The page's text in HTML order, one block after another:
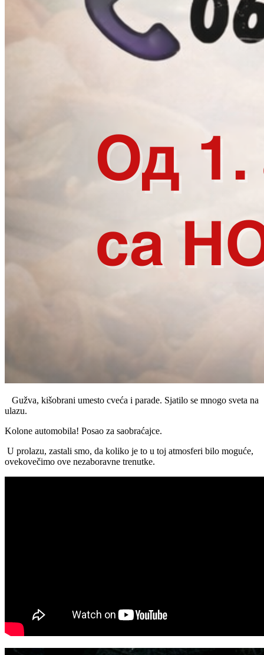
Gužva, kišobrani umesto cveća i parade. Sjatilo se mnogo sveta na
ulazu.
Kolone automobila! Posao za saobraćajce.
U prolazu, zastali smo, da koliko je to u toj atmosferi bilo moguće,
ovekovečimo ove nezaboravne trenutke.